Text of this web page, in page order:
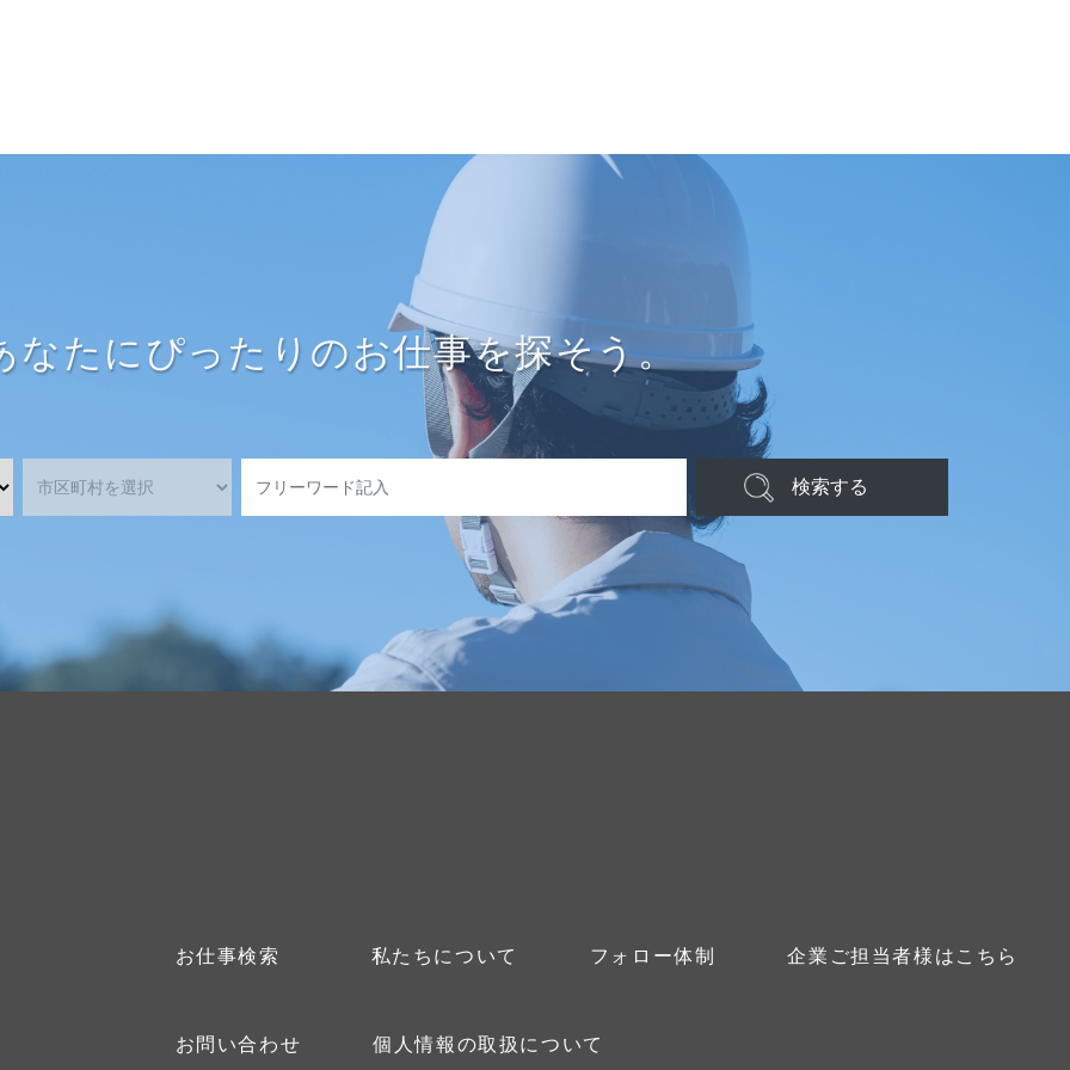
なたにぴったりのお仕事を探そう。
検索する
お仕事検索 私たちについて フォロー体制 企業ご担当者様はこちら
お問い合わせ 個人情報の取扱について